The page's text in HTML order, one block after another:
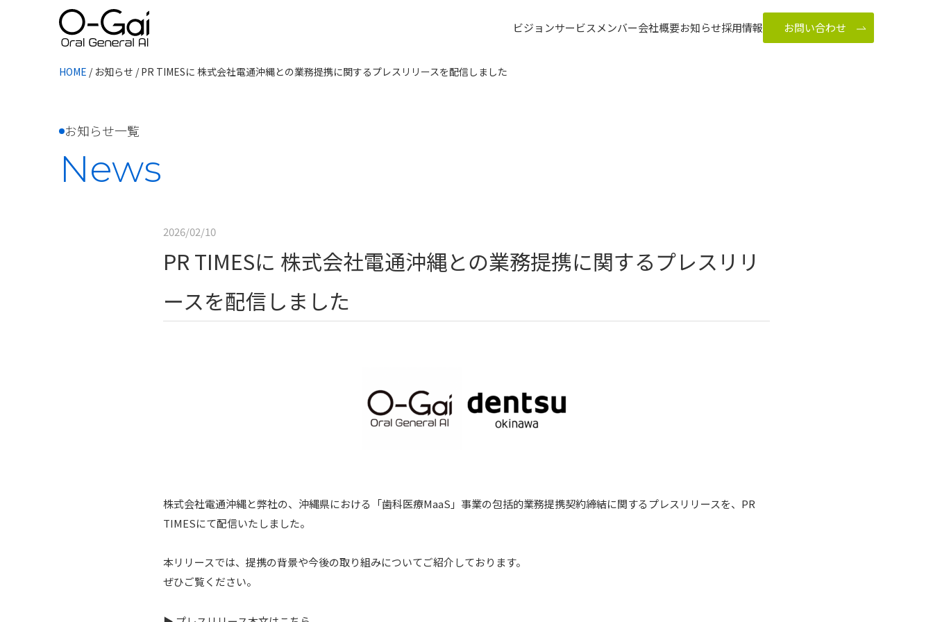
ビジョンサービスメンバー会社概要お知らせ採用情報 お問い合わせ
HOME / お知らせ /PR TIMESに 株式会社電通沖縄との業務提携に関するプレスリリースを配信しました
お知らせ一覧
News
2026/02/10
PR TIMESに 株式会社電通沖縄との業務提携に関するプレスリリ
ースを配信しました
株式会社電通沖縄と弊社の、沖縄県における「歯科医療MaaS」事業の包括的業務提携契約締結に関するプレスリリースを、PR
TIMESにて配信いたしました。
本リリースでは、提携の背景や今後の取り組みについてご紹介しております。
ぜひご覧ください。